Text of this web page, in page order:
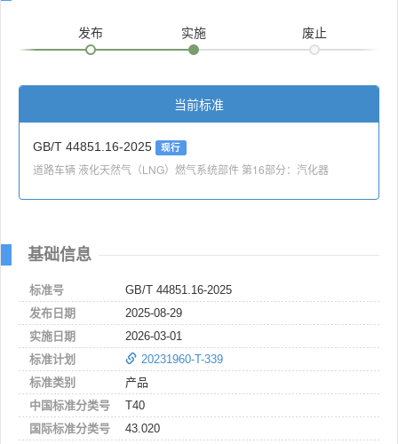
发布 实施 废止
当前标准
GB/T 44851.16-2025 现行
道路车辆 液化天然气（LNG）燃气系统部件 第16部分：汽化器
基础信息
标准号
GB/T 44851.16-2025
发布日期
2025-08-29
实施日期
2026-03-01
标准计划
20231960-T-339
标准类别
产品
中国标准分类号
T40
国际标准分类号
43.020